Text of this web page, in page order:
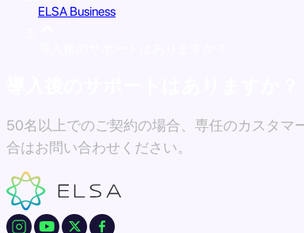
ELSA Business
50名以上でのご契約の場合、専任のカスタ
合はお問い合わせください。